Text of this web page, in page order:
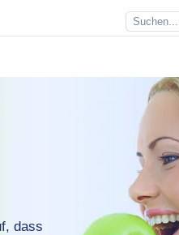
dass